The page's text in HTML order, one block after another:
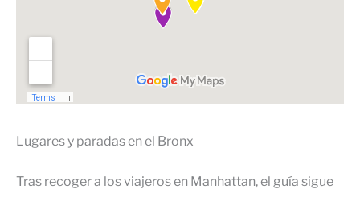
Lugares y paradas en el Bronx
Tras recoger a los viajeros en Manhattan, el guía sigue